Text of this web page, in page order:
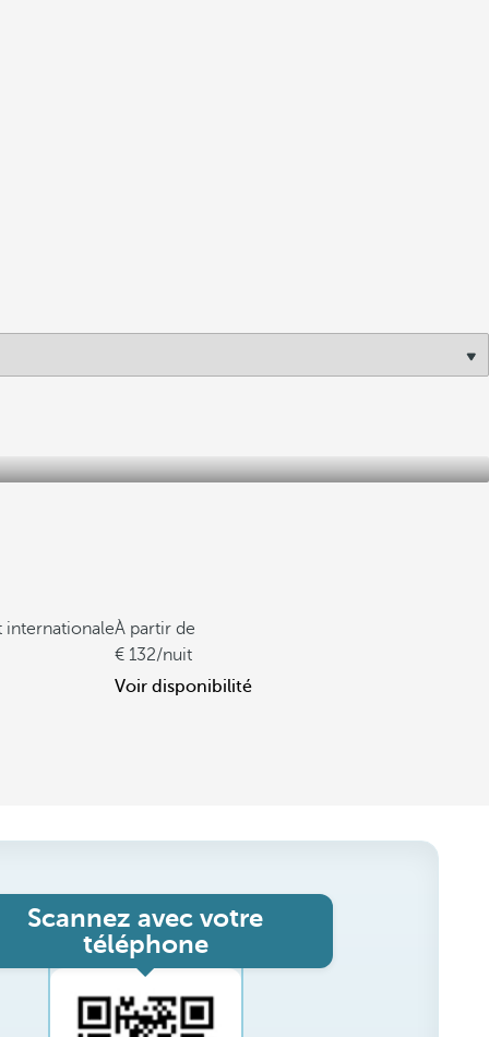
internationaleÀ partir de
132/nuit
Voir disponibilité
Scannez avec votre
téléphone